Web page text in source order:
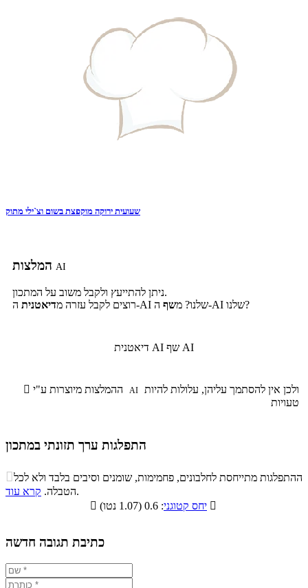
שעועית ירוקה מוקפצת בשום וצ`ילי מתוק
AI
ניתן להתייעץ ולקבל משוב על המתכון.
רוצים לקבל עזרה מדיאטנית ה-AI שלנו? משף ה-AI שלנו?
דיאטנית AI שף AI
 AI
טעויות
התפלגות ערך תזונתי במתכון
התפלגות ערך תזונתי במתכון
סיבים
תזונתיים
שומנים חלבונים
18.2% 30.8%
ההתפלגות מתייחסת לחלבונים, פחמימות, שומנים וסיבים בלבד ולא לכל
הטבלה. קרא עוד
.

יחס קטוגני 
כתיבת תגובה חדשה